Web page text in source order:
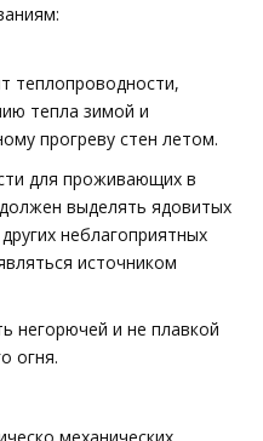
теплопроводности,
тепла зимой и
прогреву стен летом.
для проживающих в
выделять ядовитых
неблагоприятных
источником
негорючей и не плавкой
огня.